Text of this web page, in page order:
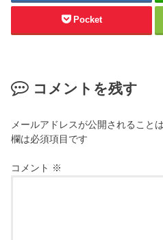
Pocket
コメントを残す
メールアドレスが公開されること
欄は必須項目です
コメント ※